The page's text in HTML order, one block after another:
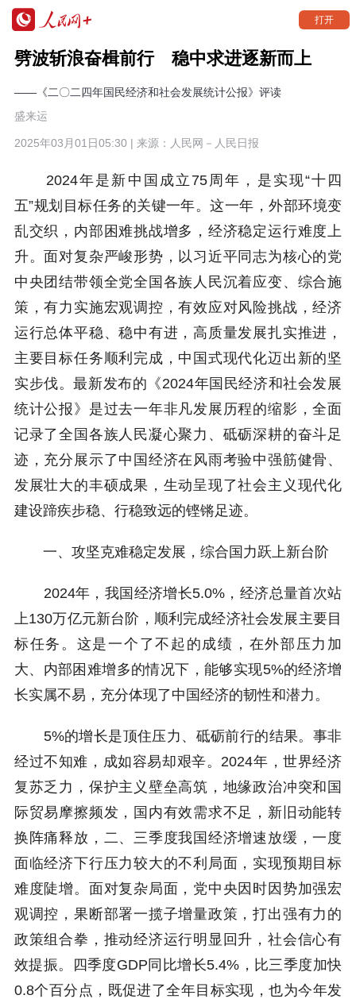
打开
劈波斩浪奋楫前行 稳中求进逐新而上
——《二〇二四年国民经济和社会发展统计公报》评读
盛来运
2025年03月01日05:30 | 来源： 人民网－人民日报
2024年是新中国成立75周年，是实现“十四
五”规划目标任务的关键一年。这一年，外部环境变
乱交织，内部困难挑战增多，经济稳定运行难度上
升。面对复杂严峻形势，以习近平同志为核心的党
中央团结带领全党全国各族人民沉着应变、综合施
策，有力实施宏观调控，有效应对风险挑战，经济
运行总体平稳、稳中有进，高质量发展扎实推进，
主要目标任务顺利完成，中国式现代化迈出新的坚
实步伐。最新发布的《2024年国民经济和社会发展
统计公报》是过去一年非凡发展历程的缩影，全面
记录了全国各族人民凝心聚力、砥砺深耕的奋斗足
迹，充分展示了中国经济在风雨考验中强筋健骨、
发展壮大的丰硕成果，生动呈现了社会主义现代化
建设蹄疾步稳、行稳致远的铿锵足迹。
一、攻坚克难稳定发展，综合国力跃上新台阶
2024年，我国经济增长5.0%，经济总量首次站
上130万亿元新台阶，顺利完成经济社会发展主要目
标任务。这是一个了不起的成绩，在外部压力加
大、内部困难增多的情况下，能够实现5%的经济增
长实属不易，充分体现了中国经济的韧性和潜力。
5%的增长是顶住压力、砥砺前行的结果。事非
经过不知难，成如容易却艰辛。2024年，世界经济
复苏乏力，保护主义壁垒高筑，地缘政治冲突和国
际贸易摩擦频发，国内有效需求不足，新旧动能转
换阵痛释放，二、三季度我国经济增速放缓，一度
面临经济下行压力较大的不利局面，实现预期目标
难度陡增。面对复杂局面，党中央因时因势加强宏
观调控，果断部署一揽子增量政策，打出强有力的
政策组合拳，推动经济运行明显回升，社会信心有
效提振。四季度GDP同比增长5.4%，比三季度加快
0.8个百分点，既促进了全年目标实现，也为今年发